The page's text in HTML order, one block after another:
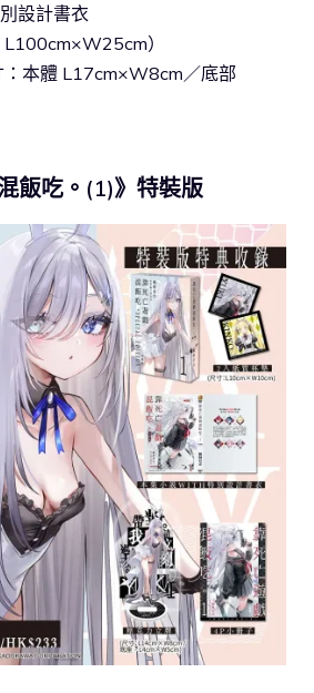
設計書衣
）
本體 L17cm×W8cm／底部
飯吃。(1)》特裝版